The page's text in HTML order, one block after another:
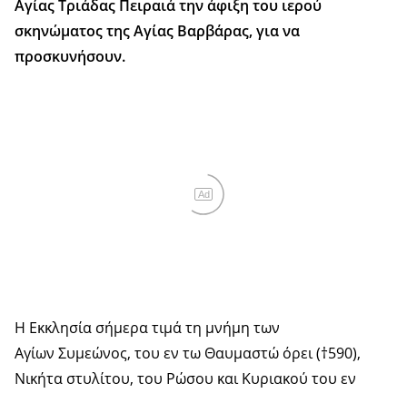
Αγίας Τριάδας Πειραιά την άφιξη του ιερού
σκηνώματος της Αγίας Βαρβάρας, για να
προσκυνήσουν.
Ad
Η Εκκλησία σήμερα τιμά τη μνήμη των
Αγίων Συμεώνος, του εν τω Θαυμαστώ όρει (†590),
Νικήτα στυλίτου, του Ρώσου και Κυριακού του εν